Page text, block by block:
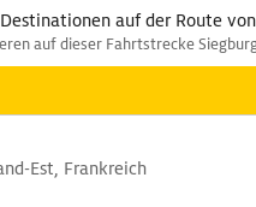
auf der Route
auf dieser Fahrtstrecke
Est, Frankreich